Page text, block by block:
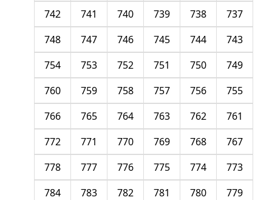
737
738
739
740
741
742
743
744
745
746
747
748
749
750
751
752
753
754
755
756
757
758
759
760
761
762
763
764
765
766
767
768
769
770
771
772
773
774
775
776
777
778
779
780
781
782
783
784